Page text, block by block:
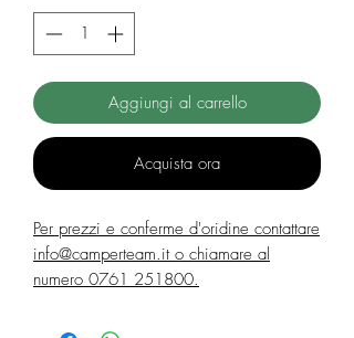
Aggiungi al carrello
Acquista ora
Per prezzi e conferme d'oridine contattare
info@camperteam.it o chiamare al
numero 0761 251800.